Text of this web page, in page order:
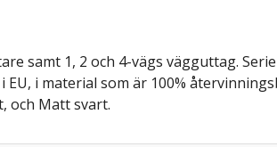
samt 1, 2 och 4-vägs vägguttag.
i material som är 100%
och Matt svart.